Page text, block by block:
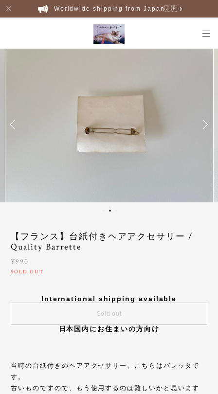
Worldwide shipping from Japan🇯🇵✈️
【フランス】台紙付きヘアアクセサリー /
Quality Barrette
¥990
SOLD OUT
International shipping available
Sold out
日本国内にお住まいの方向け
当時の台紙付きのヘアアクセサリー、こちらはバレッタで
す。
古いものですので、もう使用するのは難しいかと思います